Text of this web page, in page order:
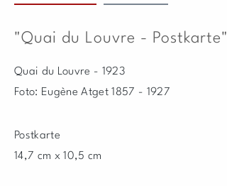
"Quai du Louvre - Postkarte"
Quai du Louvre - 1923
Foto: Eugène Atget 1857 - 1927
Postkarte
14,7 cm x 10,5 cm